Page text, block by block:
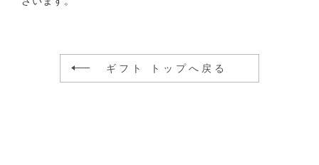
ギフト トップへ戻る